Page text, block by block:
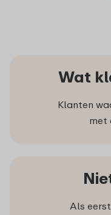
Wat
Klanten
met
Als